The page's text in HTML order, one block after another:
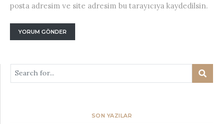
posta adresim ve site adresim bu tarayıcıya kaydedilsin.
SON YAZILAR